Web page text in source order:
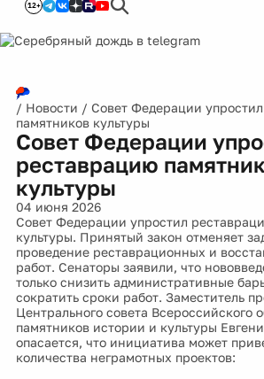
12+
/ Новости / Совет Федерации
памятников культуры
Совет Федерации
реставрацию
культуры
04 июня 2026
Совет Федерации упростил
культуры. Принятый закон отменяет
проведение реставрационных и
работ. Сенаторы заявили, что
только снизить административные
сократить сроки работ. Заместитель
Центрального совета Всероссийского
памятников истории и культуры
опасается, что инициатива может
количества неграмотных проектов: